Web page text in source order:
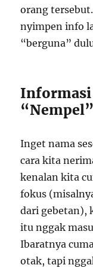
orang
nyimpen info
“berguna”
Informasi
“Nempel”
Inget nama
cara kita
kenalan kita
fokus
dari gebetan),
itu nggak
Ibaratnya
otak, tapi